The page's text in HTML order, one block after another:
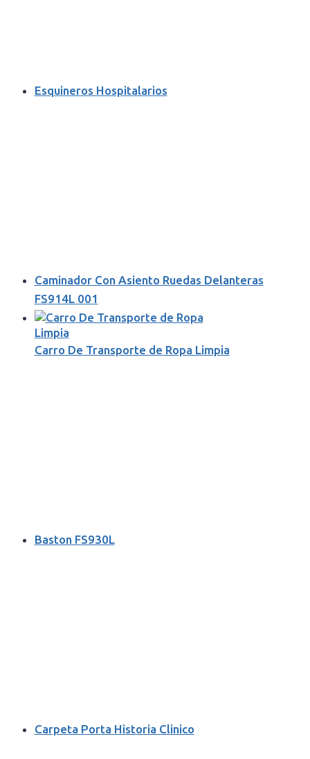
Esquineros Hospitalarios
Caminador Con Asiento Ruedas Delanteras
FS914L 001
Carro De Transporte de Ropa Limpia
Baston FS930L
Carpeta Porta Historia Clinico